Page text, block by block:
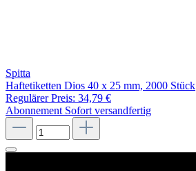
Spitta
Haftetiketten Dios 40 x 25 mm, 2000 Stück
Regulärer Preis: 34,79 €
Abonnement Sofort versandfertig